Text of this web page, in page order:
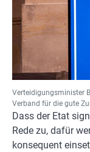
Verteidigungsminister
Verband für die gute
Dass der Etat
Rede zu, dafür
konsequent